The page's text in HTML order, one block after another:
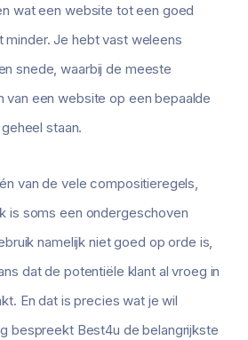
wat een website tot een goed
minder. Je hebt vast weleens
snede, waarbij de meeste
van een website op een bepaalde
staan.
van de vele compositieregels,
is soms een ondergeschoven
namelijk niet goed op orde is,
dat de potentiële klant al vroeg in
En dat is precies wat je wil
bespreekt Best4u de belangrijkste